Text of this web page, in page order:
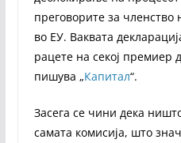
преговорите за
во ЕУ. Ваквата
рацете на секој премиер
пишува „Капитал“.
Засега се чини дека
самата комисија, што